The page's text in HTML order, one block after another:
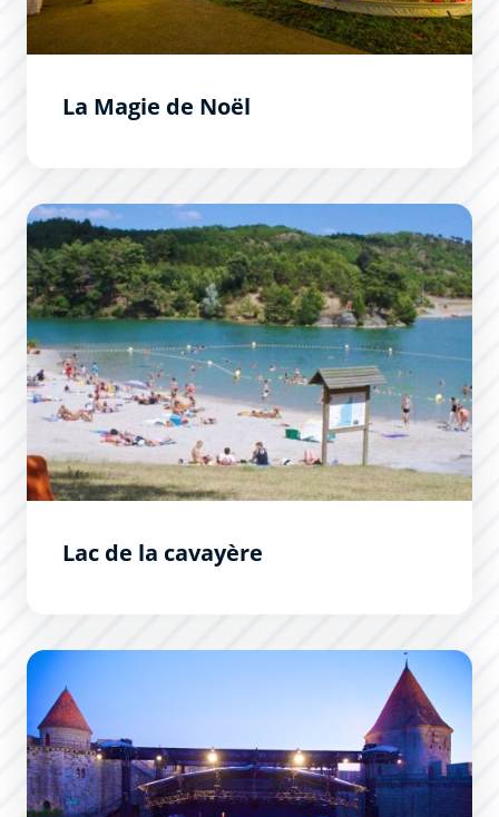
La Magie de Noël
Lac de la cavayère
Lac de la cavayère
Découvrir les animations phares de Carcassonne